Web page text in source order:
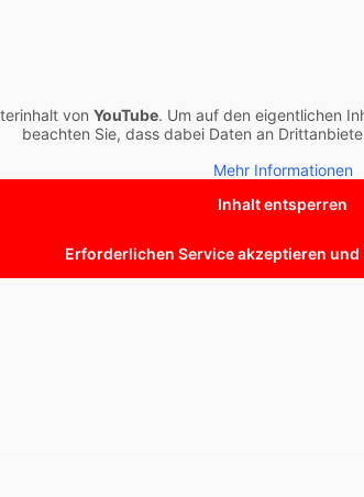
von YouTube. Um auf den eigentlichen
beachten Sie, dass dabei Daten an
Mehr Informationen
Inhalt entsperren
Erforderlichen Service akzeptieren